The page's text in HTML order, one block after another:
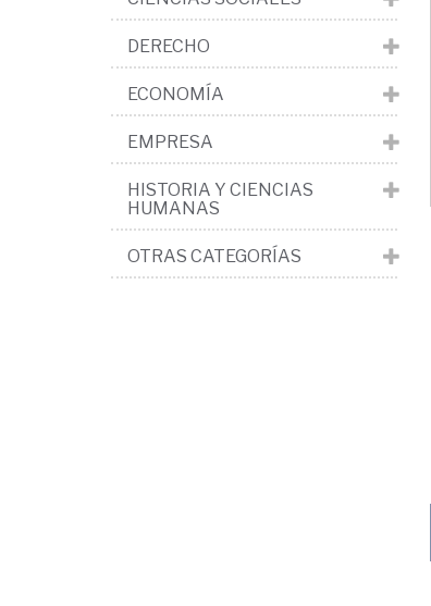
DERECHO
ECONOMÍA
EMPRESA
HISTORIA Y CIENCIAS
HUMANAS
OTRAS CATEGORÍAS